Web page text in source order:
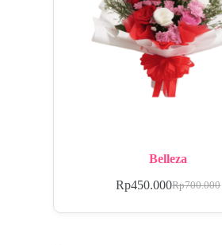
Belleza
Rp700.000
Rp450.000